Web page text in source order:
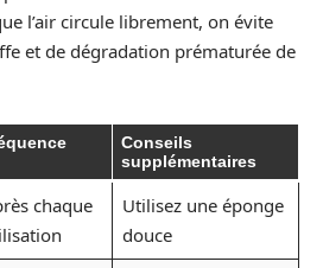
l’air circule librement, on évite
et de dégradation prématurée de
Conseils
supplémentaires
chaque
Utilisez une éponge
douce